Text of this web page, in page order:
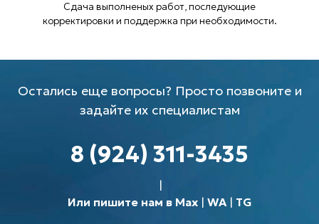
Сдача выполненых работ, последующие
корректировки и поддержка при необходимости.
Остались еще вопросы? Просто позвоните и
задайте их специалистам
8 (924) 311-3435
Или пишите нам в Max| WA| TG